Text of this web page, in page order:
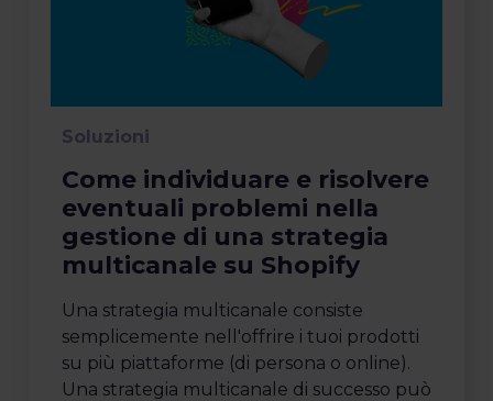
Soluzioni
Come individuare e risolvere
eventuali problemi nella
gestione di una strategia
multicanale su Shopify
Una strategia multicanale consiste
semplicemente nell'offrire i tuoi prodotti
su più piattaforme (di persona o online).
Una strategia multicanale di successo può